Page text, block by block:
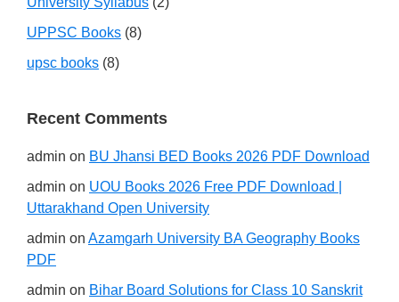
UPPSC Books (8)
upsc books (8)
Recent Comments
admin on BU Jhansi BED Books 2026 PDF Download
admin on UOU Books 2026 Free PDF Download |
Uttarakhand Open University
admin on Azamgarh University BA Geography Books
PDF
admin on Bihar Board Solutions for Class 10 Sanskrit